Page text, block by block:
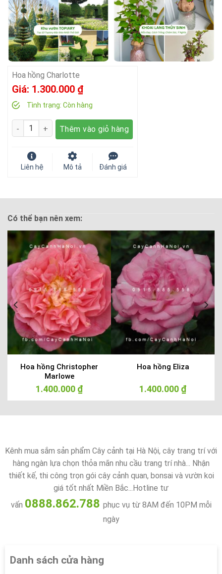
Hoa hồng Charlotte
Giá: 1.300.000 ₫
Tình trạng: Còn hàng
Số lượng Thêm vào giỏ hàng
Liên hệ Mô tả Đánh giá
Có thể bạn nên xem:
Hoa hồng Christopher
Marlowe
1.400.000 ₫
Hoa hồng Eliza
1.400.000 ₫
Kênh mua sắm sản phẩm Cây cảnh tại Hà Nội, cây trang trí với
hàng ngàn lựa chọn thỏa mãn nhu cầu trang trí nhà... Nhận
thiết kế, thi công trọn gói cây cảnh quan, bonsai và vườn koi
giá tốt nhất Miền Bắc...Hotline tư
vấn 0888.862.788 phục vụ từ 8AM đến 10PM mỗi
ngày
Danh sách cửa hàng